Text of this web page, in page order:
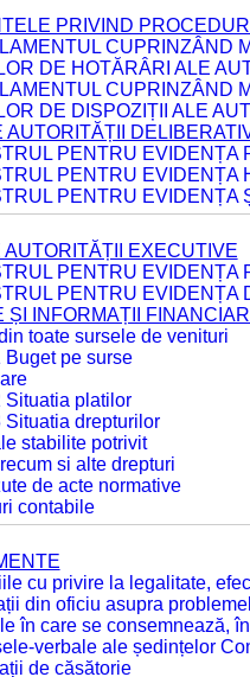
PRIVIND
CUPRINZÂND
DE HOTĂRÂRI ALE
CUPRINZÂND
DE DISPOZIȚII ALE
AUTORITĂȚII
PENTRU EVIDENȚA
PENTRU EVIDENȚA
PENTRU EVIDENȚA
AUTORITĂȚII EXECUTIVE
PENTRU EVIDENȚA
PENTRU EVIDENȚA
ȘI INFORMAȚII
toate sursele de venituri
Buget pe surse
Situatia platilor
Situatia drepturilor
stabilite potrivit
si alte drepturi
de acte normative
contabile
cu privire la legalitate,
din oficiu asupra
în care se consemnează,
verbale ale ședințelor
de căsătorie